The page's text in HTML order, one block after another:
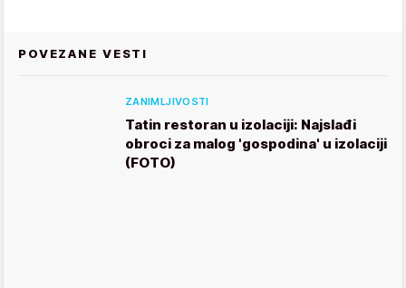
POVEZANE VESTI
ZANIMLJIVOSTI
Tatin restoran u izolaciji: Najslađi
obroci za malog 'gospodina' u izolaciji
(FOTO)